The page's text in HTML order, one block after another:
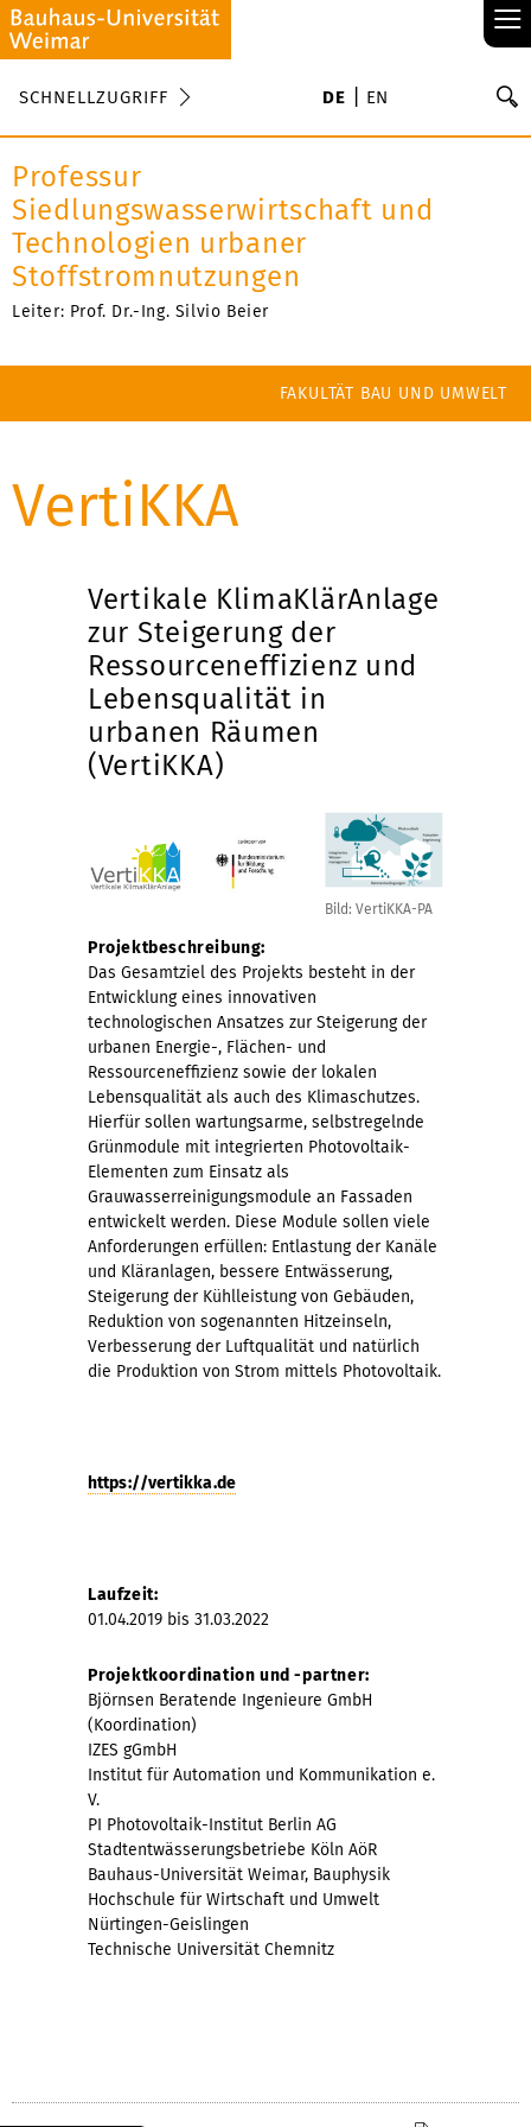
≡
SCHNELLZUGRIFF DE EN
Professur
Siedlungswasserwirtschaft und
Technologien urbaner
Stoffstromnutzungen
Leiter: Prof. Dr.-Ing. Silvio Beier
FAKULTÄT BAU UND UMWELT
VertiKKA
Vertikale KlimaKlärAnlage
zur Steigerung der
Ressourceneffizienz und
Lebensqualität in
urbanen Räumen
(VertiKKA)
Bild: VertiKKA-PA
Projektbeschreibung:
Das Gesamtziel des Projekts besteht in der
Entwicklung eines innovativen
technologischen Ansatzes zur Steigerung der
urbanen Energie-, Flächen- und
Ressourceneffizienz sowie der lokalen
Lebensqualität als auch des Klimaschutzes.
Hierfür sollen wartungsarme, selbstregelnde
Grünmodule mit integrierten Photovoltaik-
Elementen zum Einsatz als
Grauwasserreinigungsmodule an Fassaden
entwickelt werden. Diese Module sollen viele
Anforderungen erfüllen: Entlastung der Kanäle
und Kläranlagen, bessere Entwässerung,
Steigerung der Kühlleistung von Gebäuden,
Reduktion von sogenannten Hitzeinseln,
Verbesserung der Luftqualität und natürlich
die Produktion von Strom mittels Photovoltaik.
https://vertikka.de
Laufzeit:
01.04.2019 bis 31.03.2022
Projektkoordination und -partner:
Björnsen Beratende Ingenieure GmbH
(Koordination)
IZES gGmbH
Institut für Automation und Kommunikation e.
V.
PI Photovoltaik-Institut Berlin AG
Stadtentwässerungsbetriebe Köln AöR
Bauhaus-Universität Weimar, Bauphysik
Hochschule für Wirtschaft und Umwelt
Nürtingen-Geislingen
Technische Universität Chemnitz